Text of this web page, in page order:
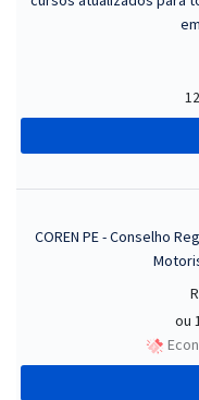
COREN PE - Conselho
ou